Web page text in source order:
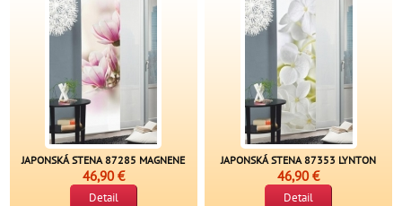
JAPONSKÁ STENA 87285 MAGNENE
46,90 €
Detail
JAPONSKÁ STENA 87353 LYNTON
46,90 €
Detail